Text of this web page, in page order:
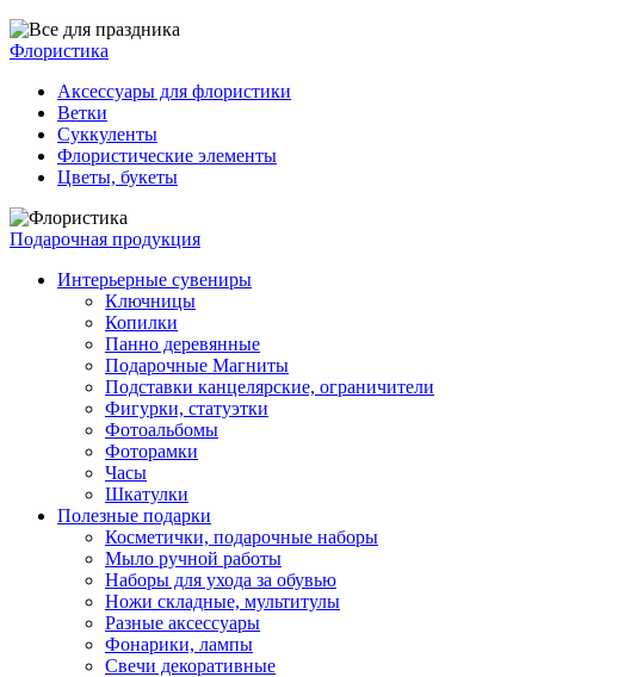
Флористика
Аксессуары для флористики
Ветки
Суккуленты
Флористические элементы
Цветы, букеты
Подарочная продукция
Интерьерные сувениры
Ключницы
Копилки
Панно деревянные
Подарочные Магниты
Подставки канцелярские, ограничители
Фигурки, статуэтки
Фотоальбомы
Фоторамки
Часы
Шкатулки
Полезные подарки
Косметички, подарочные наборы
Мыло ручной работы
Наборы для ухода за обувью
Ножи складные, мультитулы
Разные аксессуары
Фонарики, лампы
Свечи декоративные